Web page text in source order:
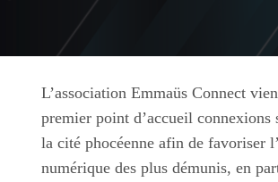
L’association Emmaüs Connect
premier point d’accueil connexions
la cité phocéenne afin de favoriser
numérique des plus démunis, en